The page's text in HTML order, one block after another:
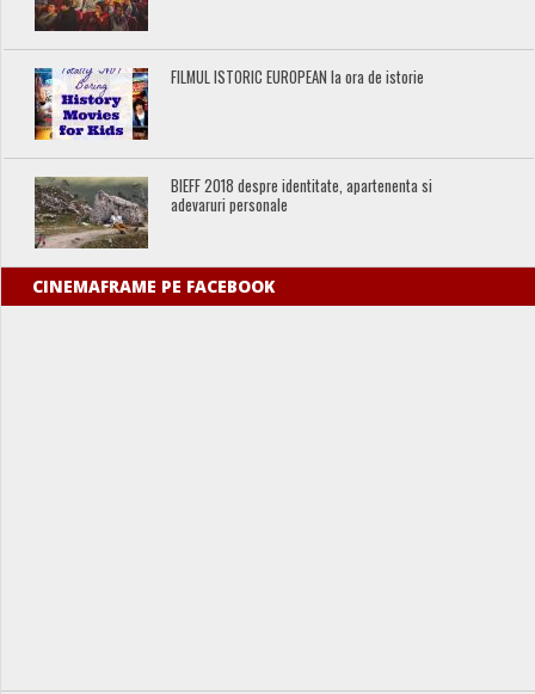
FILMUL ISTORIC EUROPEAN la ora de istorie
BIEFF 2018 despre identitate, apartenenta si
adevaruri personale
CINEMAFRAME PE FACEBOOK